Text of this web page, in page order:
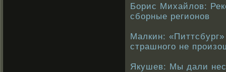
Борис Михайлов:
сборные регионов
Малкин:
страшного не
Якушев: Мы дали